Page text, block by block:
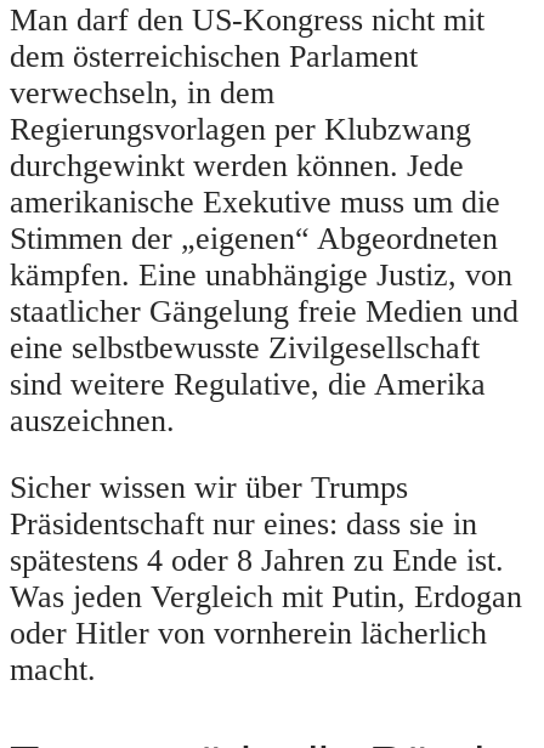
Man darf den US-Kongress nicht mit
dem österreichischen Parlament
verwechseln, in dem
Regierungsvorlagen per Klubzwang
durchgewinkt werden können. Jede
amerikanische Exekutive muss um die
Stimmen der „eigenen“ Abgeordneten
kämpfen. Eine unabhängige Justiz, von
staatlicher Gängelung freie Medien und
eine selbstbewusste Zivilgesellschaft
sind weitere Regulative, die Amerika
auszeichnen.
Sicher wissen wir über Trumps
Präsidentschaft nur eines: dass sie in
spätestens 4 oder 8 Jahren zu Ende ist.
Was jeden Vergleich mit Putin, Erdogan
oder Hitler von vornherein lächerlich
macht.